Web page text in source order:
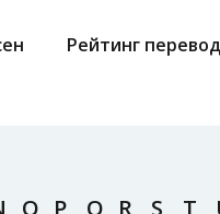
Рейтинг
O P Q R S T